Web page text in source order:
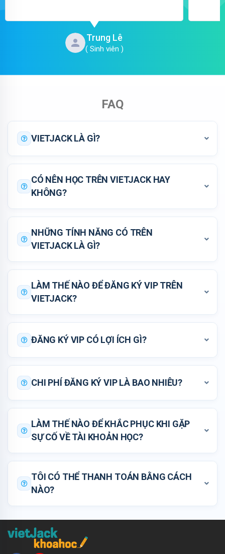
Trung Lê
( Sinh viên )
FAQ
VIETJACK LÀ GÌ?
CÓ NÊN HỌC TRÊN VIETJACK HAY
KHÔNG?
NHỮNG TÍNH NĂNG CÓ TRÊN
VIETJACK LÀ GÌ?
LÀM THẾ NÀO ĐỂ ĐĂNG KÝ VIP TRÊN
VIETJACK?
ĐĂNG KÝ VIP CÓ LỢI ÍCH GÌ?
CHI PHÍ ĐĂNG KÝ VIP LÀ BAO NHIÊU?
LÀM THẾ NÀO ĐỂ KHẮC PHỤC KHI GẶP
SỰ CỐ VỀ TÀI KHOẢN HỌC?
TÔI CÓ THỂ THANH TOÁN BẰNG CÁCH
NÀO?